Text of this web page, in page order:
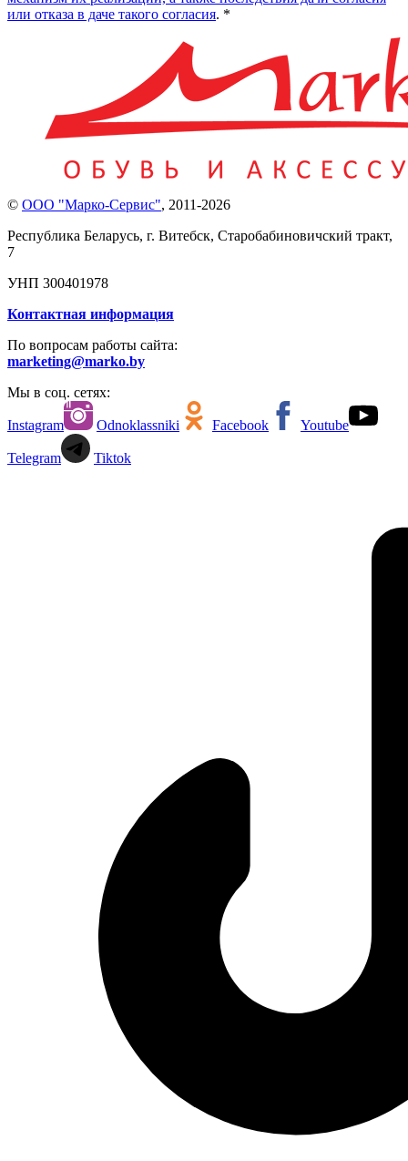
или отказа в даче такого согласия. *
© ООО "Марко-Сервис", 2011-2026
Республика Беларусь, г. Витебск, Старобабиновичский тракт,
7
УНП 300401978
Контактная информация
По вопросам работы сайта:
marketing@marko.by
Мы в соц. сетях:
Instagram Odnoklassniki Facebook Youtube
Telegram Tiktok